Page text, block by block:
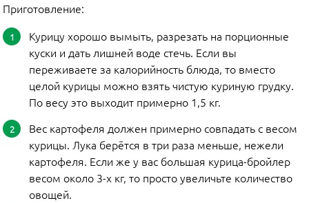
Приготовление:
Курицу хорошо вымыть, разрезать на порционные
куски и дать лишней воде стечь. Если вы
переживаете за калорийность блюда, то вместо
целой курицы можно взять чистую куриную грудку.
По весу это выходит примерно 1,5 кг.
Вес картофеля должен примерно совпадать с весом
курицы. Лука берётся в три раза меньше, нежели
картофеля. Если же у вас большая курица-бройлер
весом около 3-х кг, то просто увеличьте количество
овощей.